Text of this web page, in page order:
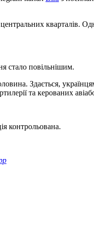
центральних кварталів.
стало повільнішим.
Здається,
та керованих
контрольована.